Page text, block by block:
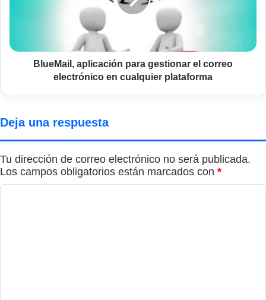
cualquier
plataforma
BlueMail, aplicación para gestionar el correo
electrónico en cualquier plataforma
Deja una respuesta
Tu dirección de correo electrónico no será publicada.
Los campos obligatorios están marcados con *